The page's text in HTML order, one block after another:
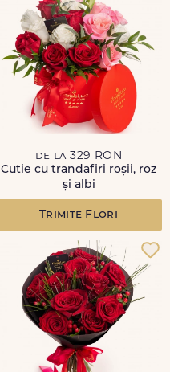
de la 329 RON
Cutie cu trandafiri roșii, roz
și albi
Trimite Flori